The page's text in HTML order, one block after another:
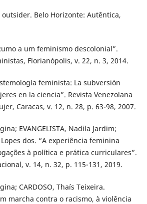
outsider. Belo Horizonte: Autêntica,
a um feminismo descolonial”.
Florianópolis, v. 22, n. 3, 2014.
feminista: La subversión
en la ciencia”. Revista Venezolana
Caracas, v. 12, n. 28, p. 63-98, 2007.
EVANGELISTA, Nadila Jardim;
Lopes dos. “A experiência feminina
à política e prática curriculares”.
v. 14, n. 32, p. 115-131, 2019.
CARDOSO, Thaís Teixeira.
marcha contra o racismo, à violência